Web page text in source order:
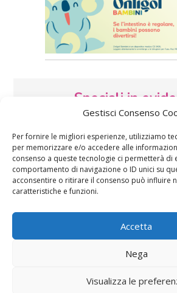
Gestisci Consenso
Per fornire le migliori esperienze, utilizziamo
per memorizzare e/o accedere alle
consenso a queste tecnologie ci permetterà di
comportamento di navigazione o ID unici su
acconsentire o ritirare il consenso può influire
caratteristiche e funzioni.
Accetta
Nega
Visualizza le
Speciali in